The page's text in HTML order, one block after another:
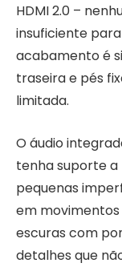
HDMI 2.0 –
insuficiente
acabamento é
traseira e pés
limitada.
O áudio
tenha suporte a
pequenas
em
escuras com
detalhes que